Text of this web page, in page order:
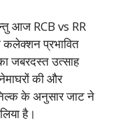
आज RCB vs RR
प्रभावित
जबरदस्त उत्साह
की और
के अनुसार जाट ने
है।